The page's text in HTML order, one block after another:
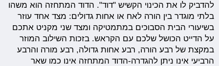
להדביק לו את הכינוי הקשיש "דוד". הדוד המתחזה הוא משהו
בלתי מוגדר בין הורה לאח או אחות גדולים: מצד אחד עוזר
בשיעורי הבית הסבוכים במתמטיקה ומצד שני מקניט אתכם
על הדייט הכושל שלכם עם הקראש.בזכות השילוב המוזר
במקצת של רבע הורה, רבע אחות גדולה, רבע מורה והרבע
הרביעי אינו ניתן להגדרה-הדוד המתחזה אינו כמו שאר